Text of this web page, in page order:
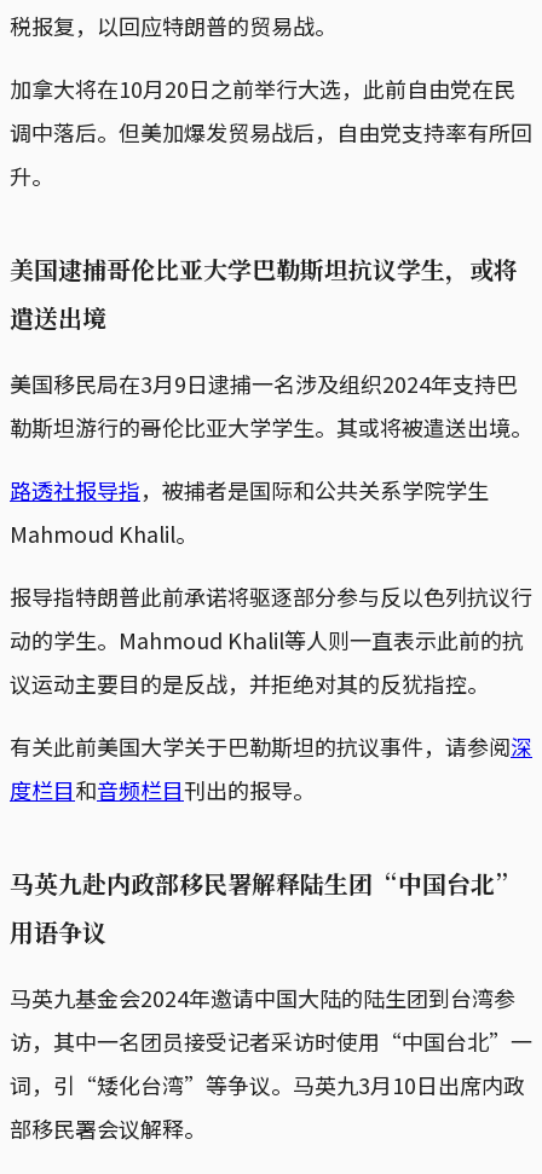
税报复，以回应特朗普的贸易战。
加拿大将在10月20日之前举行大选，此前自由党在民
调中落后。但美加爆发贸易战后，自由党支持率有所回
升。
美国逮捕哥伦比亚大学巴勒斯坦抗议学生，或将
遣送出境
美国移民局在3月9日逮捕一名涉及组织2024年支持巴
勒斯坦游行的哥伦比亚大学学生。其或将被遣送出境。
路透社报导指，被捕者是国际和公共关系学院学生
Mahmoud Khalil。
报导指特朗普此前承诺将驱逐部分参与反以色列抗议行
动的学生。Mahmoud Khalil等人则一直表示此前的抗
议运动主要目的是反战，并拒绝对其的反犹指控。
有关此前美国大学关于巴勒斯坦的抗议事件，请参阅深
度栏目和音频栏目刊出的报导。
马英九赴内政部移民署解释陆生团“中国台北”
用语争议
马英九基金会2024年邀请中国大陆的陆生团到台湾参
访，其中一名团员接受记者采访时使用“中国台北”一
词，引“矮化台湾”等争议。马英九3月10日出席内政
部移民署会议解释。